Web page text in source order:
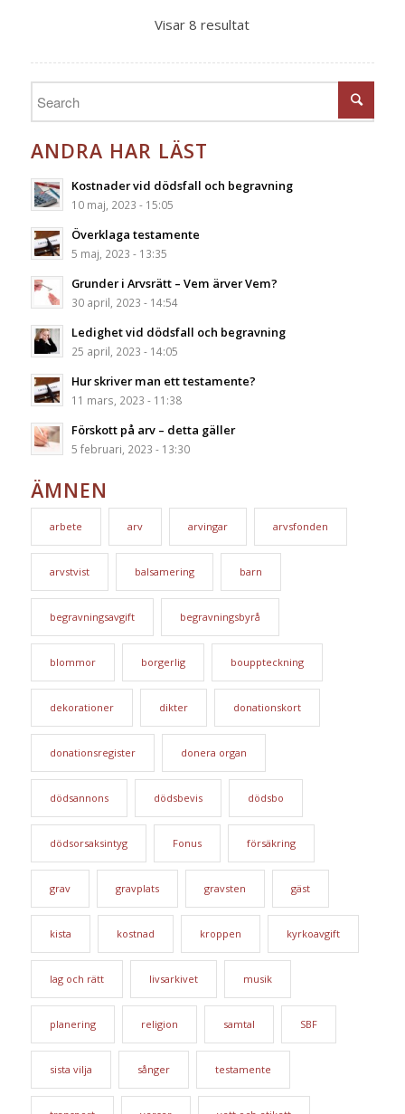
Visar 8 resultat
ANDRA HAR LÄST
Kostnader vid dödsfall och begravning
10 maj, 2023 - 15:05
Överklaga testamente
5 maj, 2023 - 13:35
Grunder i Arvsrätt – Vem ärver Vem?
30 april, 2023 - 14:54
Ledighet vid dödsfall och begravning
25 april, 2023 - 14:05
Hur skriver man ett testamente?
11 mars, 2023 - 11:38
Förskott på arv – detta gäller
5 februari, 2023 - 13:30
ÄMNEN
arbete arv arvingar arvsfonden
arvstvist balsamering barn
begravningsavgift begravningsbyrå
blommor borgerlig bouppteckning
dekorationer dikter donationskort
donationsregister donera organ
dödsannons dödsbevis dödsbo
dödsorsaksintyg Fonus försäkring
grav gravplats gravsten gäst
kista kostnad kroppen kyrkoavgift
lag och rätt livsarkivet musik
planering religion samtal SBF
sista vilja sånger testamente